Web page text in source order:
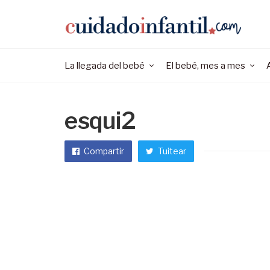
La llegada del bebé El bebé, mes a mes
esqui2
Compartir Tuitear